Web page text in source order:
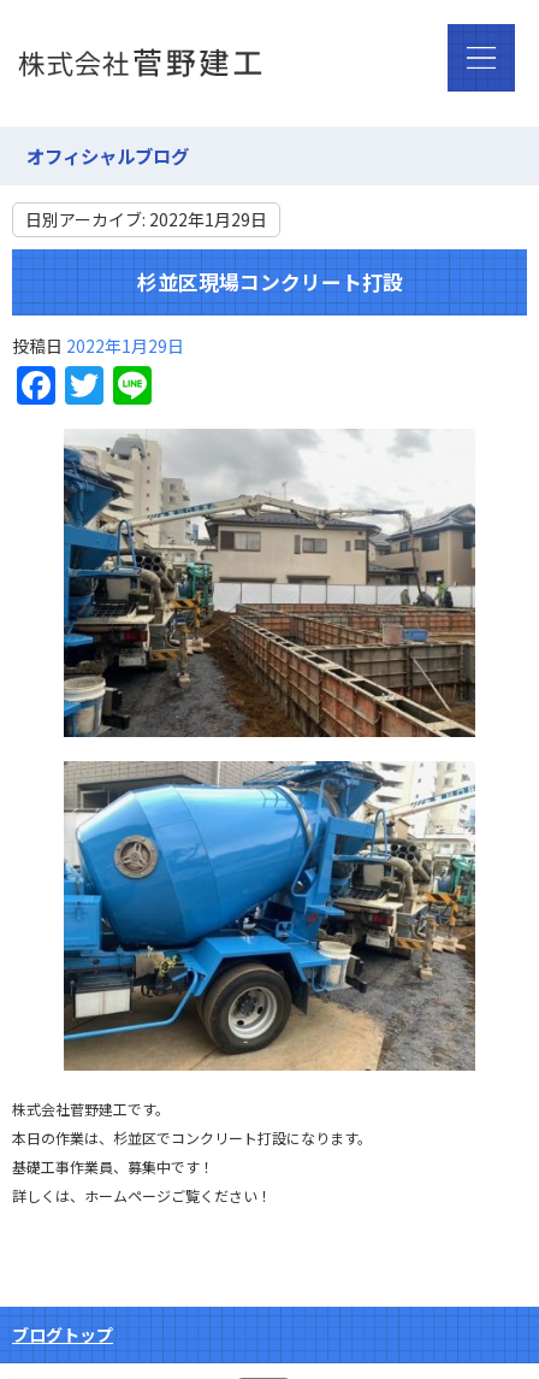
オフィシャルブログ
日別アーカイブ: 2022年1月29日
杉並区現場コンクリート打設
投稿日 2022年1月29日
Facebook
Twitter
株式会社菅野建工です。
本日の作業は、杉並区でコンクリート打設になります。
基礎工事作業員、募集中です！
詳しくは、ホームページご覧ください！
ブログトップ